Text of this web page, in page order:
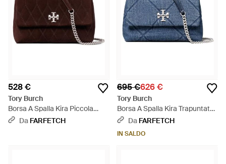
528 €
Tory Burch
Borsa A Spalla Kira Piccola
Convertibile - Marrone
Da FARFETCH
695 €626 €
Tory Burch
Borsa A Spalla Kira Trapuntata
Piccola - Blu
Da FARFETCH
IN SALDO